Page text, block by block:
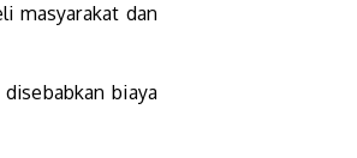
masyarakat dan
biaya